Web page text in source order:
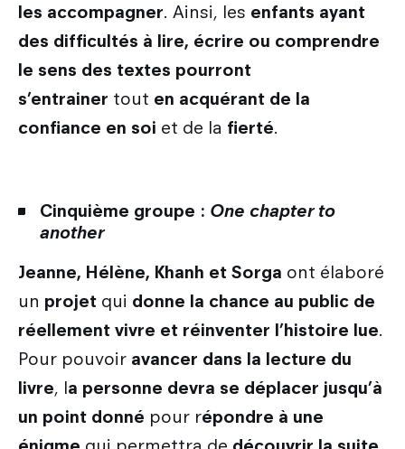
les accompagner. Ainsi, les enfants ayant
des difficultés à lire, écrire ou comprendre
le sens des textes pourront
s’entrainer tout en acquérant de la
confiance en soi et de la fierté.
Cinquième groupe : One chapter to
another
Jeanne, Hélène, Khanh et Sorga ont élaboré
un projet qui donne la chance au public de
réellement vivre et réinventer l’histoire lue.
Pour pouvoir avancer dans la lecture du
livre, la personne devra se déplacer jusqu’à
un point donné pour répondre à une